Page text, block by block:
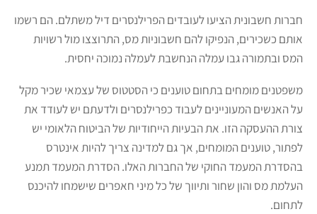
חברות חשבונית הציעו לעובדים הפרילנסרים דיל משתלם. הם רשמו
אותם כשכירים, הנפיקו להם חשבוניות מס, התרוצצו מול רשויות
המס ובתמורה גבו עמלה הנחשבת לעמלה נמוכה יחסית.
משפטנים מומחים בתחום טוענים כי הסטטוס של עצמאי שכיר מקל
על האנשים המעוניינים לעבוד כפרילנסרים ולדעתם יש לעודד את
צורת ההעסקה הזו. את הבעיות הייחודיות של הביטוח הלאומי יש
לפתור, טוענים המומחים, אך גם למדינה צריך להיות אינטרס
בהסדרת המעמד החוקי של החברות האלו. הסדרת המעמד תמנע
העלמת מס והון שחור ותיווך של כל מיני חאפרים שישמחו להיכנס
לתחום.